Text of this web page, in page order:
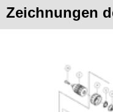
Zeichnungen